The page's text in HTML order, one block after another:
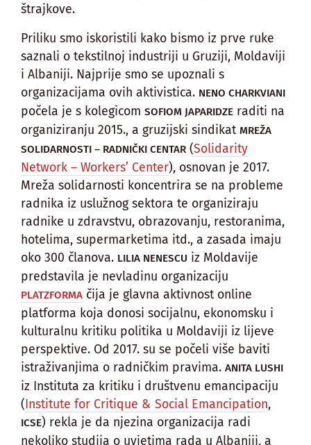
štrajkove.
Priliku smo iskoristili kako bismo iz prve ruke
saznali o tekstilnoj industriji u Gruziji, Moldaviji
i Albaniji. Najprije smo se upoznali s
organizacijama ovih aktivistica. NENO CHARKVIANI
počela je s kolegicom SOFIOM JAPARIDZE raditi na
organiziranju 2015., a gruzijski sindikat MREŽA
SOLIDARNOSTI – RADNIČKI CENTAR (Solidarity
Network – Workers’ Center), osnovan je 2017.
Mreža solidarnosti koncentrira se na probleme
radnika iz uslužnog sektora te organiziraju
radnike u zdravstvu, obrazovanju, restoranima,
hotelima, supermarketima itd., a zasada imaju
oko 300 članova. LILIA NENESCU iz Moldavije
predstavila je nevladinu organizaciju
PLATZFORMA čija je glavna aktivnost online
platforma koja donosi socijalnu, ekonomsku i
kulturalnu kritiku politika u Moldaviji iz lijeve
perspektive. Od 2017. su se počeli više baviti
istraživanjima o radničkim pravima. ANITA LUSHI
iz Instituta za kritiku i društvenu emancipaciju
(Institute for Critique & Social Emancipation,
ICSE) rekla je da njezina organizacija radi
nekoliko studija o uvjetima rada u Albaniji, a